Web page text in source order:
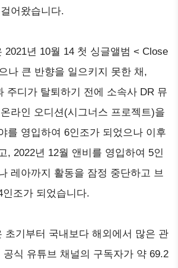
어왔습니다.
년 10월 14 첫 싱글앨범 < Close
나 큰 반향을 일으키지 못한 채,
주디가 탈퇴하기 전에 소속사 DR 뮤
라인 오디션(시그너스 프로젝트)을
를 영입하여 6인조가 되었으나 이후
, 2022년 12월 앤비를 영입하여 5인
레아까지 활동을 잠정 중단하고 브
조가 되었습니다.
기부터 국내보다 해외에서 많은 관
식 유튜브 채널의 구독자가 약 69.2